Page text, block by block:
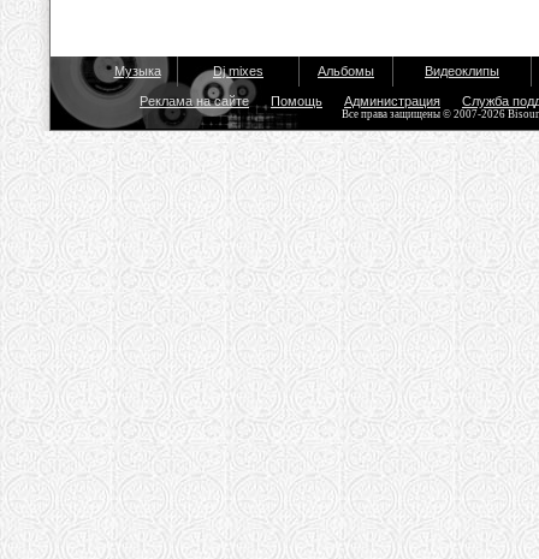
Музыка Dj mixes Альбомы Видеоклипы
Реклама на сайте Помощь Администрация Служба
Все права защищены © 2007-2026